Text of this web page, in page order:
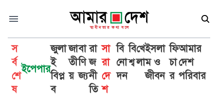
স
র্ব
শে
ষ
ইপেপার
জুলা
ই
বিপ্ল
ব
জা
তী
য়
বা
ণি
জ্য
রা
জ
নী
তি
সা
রা
দে
শ
বি
নো
দন
বি
শ্ব
খে
লা
ইসলা
ম ও
জীবন
ফি
চা
র
আমার
দেশ
পরিবার